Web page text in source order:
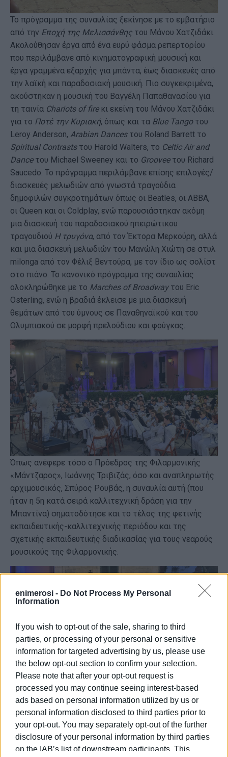
enimerosi - Do Not Process My Personal
Information
If you wish to opt-out of the sale, sharing to third
parties, or processing of your personal or sensitive
information for targeted advertising by us, please use
the below opt-out section to confirm your selection.
Please note that after your opt-out request is
processed you may continue seeing interest-based
ads based on personal information utilized by us or
personal information disclosed to third parties prior to
your opt-out. You may separately opt-out of the further
disclosure of your personal information by third parties
on the IAB’s list of downstream participants. This
Το πρόγραμμα της συναυλίας ξεκίνησε με το εμβατήριο
από την Εποχή της Μελισσάνθης του Μάνου Χατζιδάκι.
Ακολούθησαν έργα από ένα ευρύ φάσμα ρεπερτορίου
που περιλάμβανε από κινηματογραφική μουσική και
έργα γραμμένα εξαρχής για μπάντα, έως διασκευές από
την λαϊκή και παραδοσιακή μουσική. Πιο συγκεκριμένα,
ακούστηκαν η μουσική του Βαγγέλη Παπαθανασίου για
τη ταινία Chariots offireκι εκείνη του Μάνου Χατζιδάκι
για το Ποτέ την Κυριακή, όπως και τα Blue Tangoτου
Leroy Anderson, Arabian Dancesτου Roland Barrett το
Spiritual Contrastsτου Harold Walters, το Celtic Airand
Danceτου Michael Sweeney και το Grooveeτου Richard
Saucedo. Το πρόγραμμα περιλάμβανε επίσης επιλογές/
διασκευές μελωδιών από γνωστά τραγούδια
δημοφιλών συγκροτημάτων όπως οι Beatles, οι ΑΒΒΑ,
οι Queen και οι Coldplay, ενώ παρουσιάστηκαν ακόμη
μια διασκευή του παραδοσιακού ηπειρώτικου
τραγουδιού Η τρυγόνα, από τον Έκτορα Μερκούρη, αλλά
και μια διασκευή μελωδιών του Μανώλη Χιώτη σε στυλ
milonga από τον Φέλιξ Βεντούρα, με τον ίδιο ως σολίστ
στο πιάνο. Το κανονικό πρόγραμμα της συναυλίας
ολοκληρώθηκε με το Marches ofBroadwayτου Eric
Osterling, ενώ η βραδιά έκλεισε με μια διασκευή
θεμάτων από του ύμνους σε Παναθηναϊκού και του
Ολυμπιακού σε μορφή πρελούδιου και φούγκας.
Όπως ανέφερε τόσο ο Πρόεδρος της Φιλαρμονικής
«Μάντζαρος», Ιωάννης Τριβιζάς, όσο και αναπληρωτής
αρχιμουσικός, Σπύρος Ρουβάς, η συναυλία αυτή (που
ήταν η 5η κατά σειρά καλλιτεχνική δράση για την
Μπαντίνα) σηματοδότησε και το τέλος της φετινής
εκπαιδευτικής-καλλιτεχνικής περιόδου και της
σχετικής εκπαιδευτικής διαδικασίας για τους νεαρούς
μουσικούς της Φιλαρμονικής.